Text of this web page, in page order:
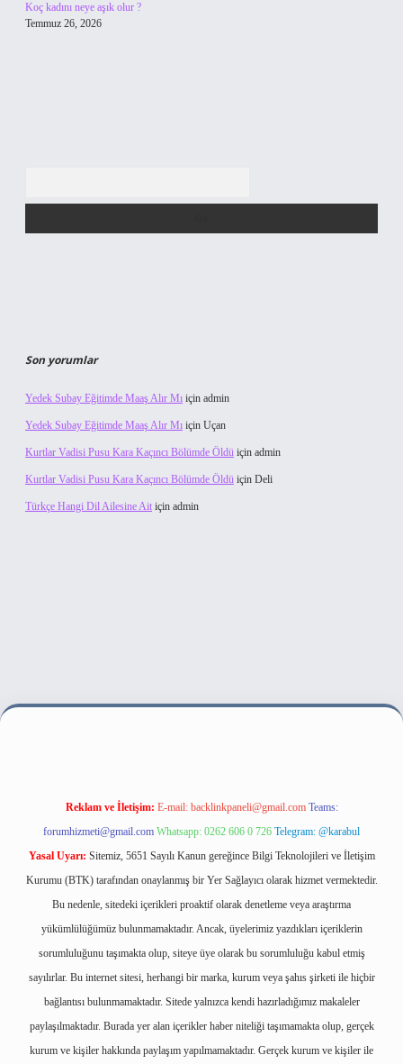
Koç kadını neye aşık olur ?
Temmuz 26, 2026
Son yorumlar
Yedek Subay Eğitimde Maaş Alır Mı için admin
Yedek Subay Eğitimde Maaş Alır Mı için Uçan
Kurtlar Vadisi Pusu Kara Kaçıncı Bölümde Öldü için admin
Kurtlar Vadisi Pusu Kara Kaçıncı Bölümde Öldü için Deli
Türkçe Hangi Dil Ailesine Ait için admin
Reklam ve İletişim: E-mail: backlinkpaneli@gmail.com Teams:
forumhizmeti@gmail.com Whatsapp: 0262 606 0 726 Telegram: @karabul
Yasal Uyarı: Sitemiz, 5651 Sayılı Kanun gereğince Bilgi Teknolojileri ve İletişim
Kurumu (BTK) tarafından onaylanmış bir Yer Sağlayıcı olarak hizmet vermektedir.
Bu nedenle, sitedeki içerikleri proaktif olarak denetleme veya araştırma
yükümlülüğümüz bulunmamaktadır. Ancak, üyelerimiz yazdıkları içeriklerin
sorumluluğunu taşımakta olup, siteye üye olarak bu sorumluluğu kabul etmiş
sayılırlar. Bu internet sitesi, herhangi bir marka, kurum veya şahıs şirketi ile hiçbir
bağlantısı bulunmamaktadır. Sitede yalnızca kendi hazırladığımız makaleler
paylaşılmaktadır. Burada yer alan içerikler haber niteliği taşımamakta olup, gerçek
kurum ve kişiler hakkında paylaşım yapılmamaktadır. Gerçek kurum ve kişiler ile